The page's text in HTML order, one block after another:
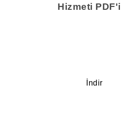
Hizmeti
İndir